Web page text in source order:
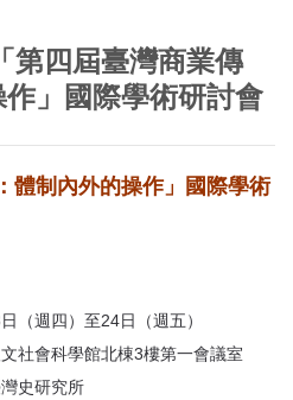
第四屆臺灣商業傳
」國際學術研討會
體制內外的操作」國際學術
（週四）至24日（週五）
社會科學館北棟3樓第一會議室
史研究所